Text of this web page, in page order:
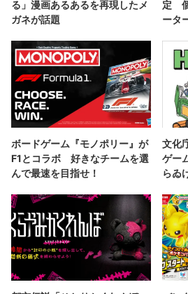
る」漫画あるあるを再現したメ
ガネが話題
定
ータ
ボードゲーム『モノポリー』が
F1とコラボ 好きなチームを選
んで最速を目指せ！
文化
ゲー
らゐ